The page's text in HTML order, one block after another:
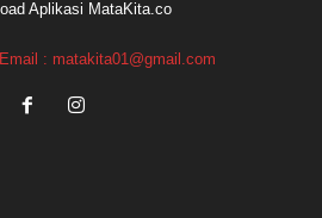
Email : matakita01@gmail.com